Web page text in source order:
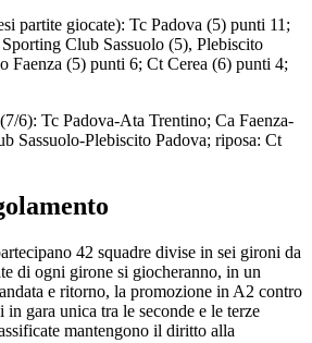
partite giocate): Tc Padova (5) punti 11;
Club Sassuolo (5), Plebiscito
Faenza (5) punti 6; Ct Cerea (6) punti 4;
(7/6): Tc Padova-Ata Trentino; Ca Faenza-
Sassuolo-Plebiscito Padova; riposa: Ct
42 squadre divise in sei gironi da
di ogni girone si giocheranno, in un
e ritorno, la promozione in A2 contro
gara unica tra le seconde e le terze
mantengono il diritto alla